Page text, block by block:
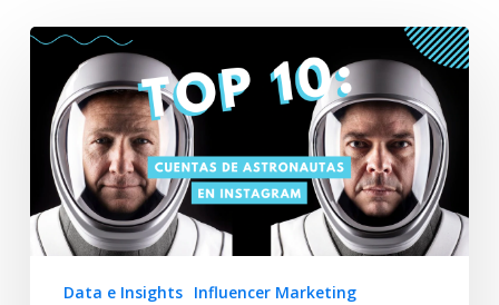
Data e Insights Influencer Marketing